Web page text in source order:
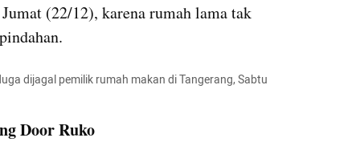
(22/12), karena rumah lama tak
dijagal pemilik rumah makan di Tangerang, Sabtu
Door Ruko